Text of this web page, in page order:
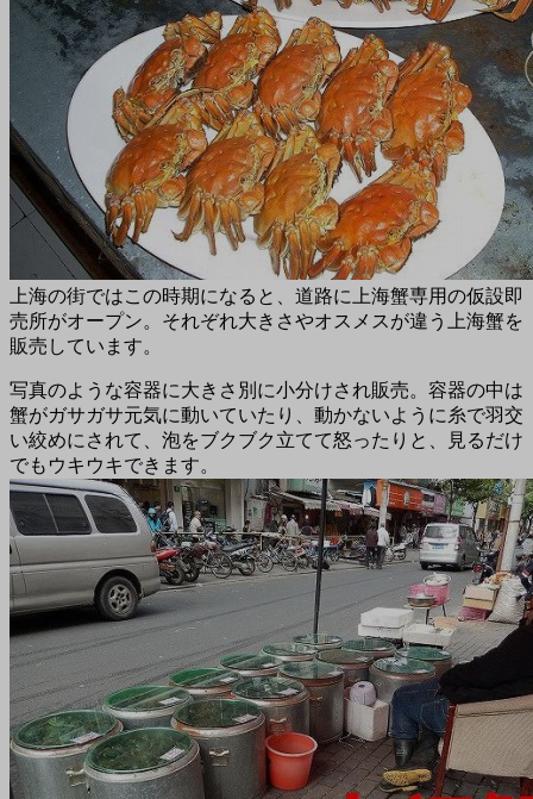
上海の街ではこの時期になると、道路に上海蟹専用の仮設即
売所がオープン。それぞれ大きさやオスメスが違う上海蟹を
販売しています。
写真のような容器に大きさ別に小分けされ販売。容器の中は
蟹がガサガサ元気に動いていたり、動かないように糸で羽交
い絞めにされて、泡をブクブク立てて怒ったりと、見るだけ
でもウキウキできます。